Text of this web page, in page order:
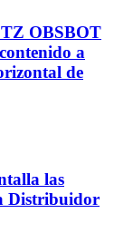
OBSBOT
a
de
las
Distribuidor